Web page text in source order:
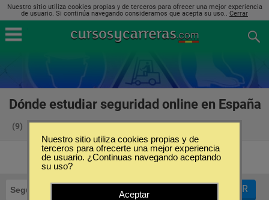
Nuestro sitio utiliza cookies propias y de terceros para ofrecer una mejor experiencia
de usuario. Si continúa navegando consideramos que acepta su uso.. Cerrar
Dónde estudiar seguridad online en España
(9)
Seguridad FILTRAR
Nuestro sitio utiliza cookies propias y de
terceros para ofrecerte una mejor experiencia
de usuario. ¿Continuas navegando aceptando
su uso?
Aceptar